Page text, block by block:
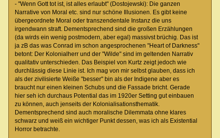
- "Wenn Gott tot ist, ist alles erlaubt" (Dostojewski): Die ganzen
Narrative von Moral etc. sind nur schöne Illusionen. Es gibt keine
übergeordnete Moral oder transzendentale Instanz die uns
irgendwann straft. Dementsprechend sind die großen Erzählungen
(da wirds ein wenig postmodern, aber egal) massivst brüchig. Das ist
ja zB das was Conrad im schon angesprochenen "Heart of Darkness"
betont: Der Kolonialherr und der "Wilde" sind im geltenden Narrativ
qualitativ unterschieden. Das Beispiel von Kurtz zeigt jedoch wie
durchlässig diese Linie ist. Ich mag von mir selbst glauben, dass ich
als der zivilisierte Weiße "besser" bin als der Indigene aber es
braucht nur einen kleinen Schubs und die Fassade bricht. Gerade
hier seh ich durchaus Potential das im 1920er Setting gut einbauen
zu können, auch jenseits der Kolonialisationsthematik.
Dementsprechend sind auch moralische Dilemmata ohne klares
schwarz und weiß ein wichtiger Punkt dessen, was ich als Existential
Horror betrachte.